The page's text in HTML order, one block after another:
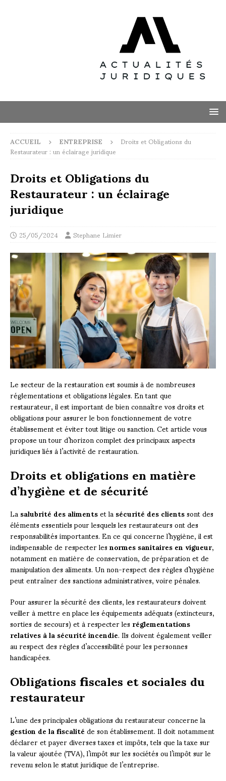
ACCUEIL ENTREPRISE Droits et Obligations du
Restaurateur : un éclairage juridique
Droits et Obligations du
Restaurateur : un éclairage
juridique
25/05/2024 Stephane Limier
Le secteur de la restauration est soumis à de nombreuses
réglementations et obligations légales. En tant que
restaurateur, il est important de bien connaître vos droits et
obligations pour assurer le bon fonctionnement de votre
établissement et éviter tout litige ou sanction. Cet article vous
propose un tour d’horizon complet des principaux aspects
juridiques liés à l’activité de restauration.
Droits et obligations en matière
d’hygiène et de sécurité
Lasalubrité des alimentset lasécurité des clientssont des
éléments essentiels pour lesquels les restaurateurs ont des
responsabilités importantes. En ce qui concerne l’hygiène, il est
indispensable de respecter lesnormes sanitaires en vigueur,
notamment en matière de conservation, de préparation et de
manipulation des aliments. Un non-respect des règles d’hygiène
peut entraîner des sanctions administratives, voire pénales.
Pour assurer la sécurité des clients, les restaurateurs doivent
veiller à mettre en place les équipements adéquats (extincteurs,
sorties de secours) et à respecter lesréglementations
relatives à la sécurité incendie. Ils doivent également veiller
au respect des règles d’accessibilité pour les personnes
handicapées.
Obligations fiscales et sociales du
restaurateur
L’une des principales obligations du restaurateur concerne la
gestion de la fiscalitéde son établissement. Il doit notamment
déclarer et payer diverses taxes et impôts, tels que la taxe sur
la valeur ajoutée (TVA), l’impôt sur les sociétés ou l’impôt sur le
revenu selon le statut juridique de l’entreprise.